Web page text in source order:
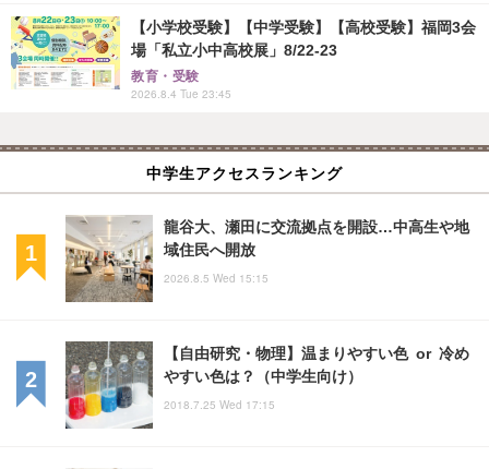
【小学校受験】【中学受験】【高校受験】福岡3会
場「私立小中高校展」8/22-23
教育・受験
2026.8.4 Tue 23:45
中学生アクセスランキング
龍谷大、瀬田に交流拠点を開設…中高生や地
域住民へ開放
2026.8.5 Wed 15:15
【自由研究・物理】温まりやすい色 or 冷め
やすい色は？（中学生向け）
2018.7.25 Wed 17:15